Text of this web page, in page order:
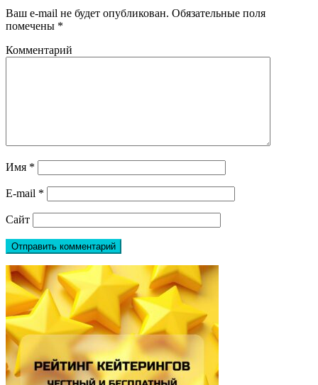
Ваш e-mail не будет опубликован. Обязательные поля
помечены *
Комментарий
Имя *
E-mail *
Сайт